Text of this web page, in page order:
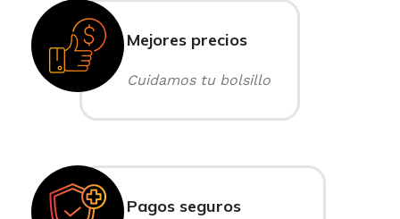
Mejores precios
Cuidamos tu bolsillo
Pagos seguros